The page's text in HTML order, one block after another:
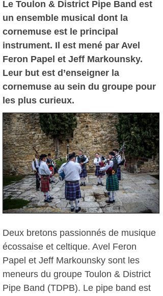
Le Toulon & District Pipe Band est
un ensemble musical dont la
cornemuse est le principal
instrument. Il est mené par Avel
Feron Papel et Jeff Markounsky.
Leur but est d’enseigner la
cornemuse au sein du groupe pour
les plus curieux.
Deux bretons passionnés de musique
écossaise et celtique. Avel Feron
Papel et Jeff Markounsky sont les
meneurs du groupe Toulon & District
Pipe Band (TDPB). Le pipe band est